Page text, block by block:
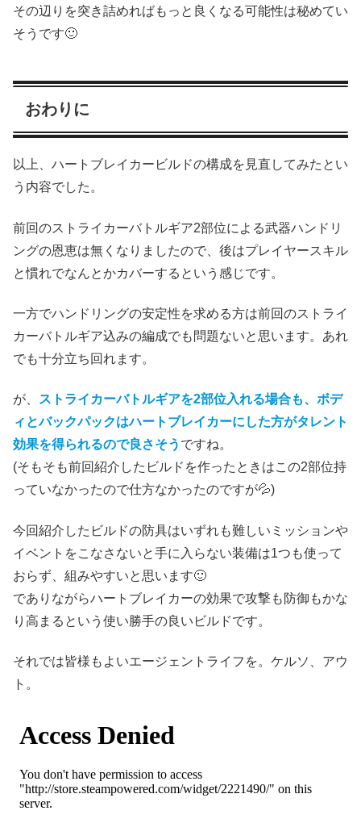
その辺りを突き詰めればもっと良くなる可能性は秘めてい
そうです🙂
おわりに
以上、ハートブレイカービルドの構成を見直してみたとい
う内容でした。
前回のストライカーバトルギア2部位による武器ハンドリ
ングの恩恵は無くなりましたので、後はプレイヤースキル
と慣れでなんとかカバーするという感じです。
一方でハンドリングの安定性を求める方は前回のストライ
カーバトルギア込みの編成でも問題ないと思います。あれ
でも十分立ち回れます。
が、
ストライカーバトルギアを2部位入れる場合も、ボデ
ィとバックパックはハートブレイカーにした方がタレント
効果を得られるので良さそう ですね。
(そもそも前回紹介したビルドを作ったときはこの2部位持
っていなかったので仕方なかったのですが💦)
今回紹介したビルドの防具はいずれも難しいミッションや
イベントをこなさないと手に入らない装備は1つも使って
おらず、組みやすいと思います🙂
でありながらハートブレイカーの効果で攻撃も防御もかな
り高まるという使い勝手の良いビルドです。
それでは皆様もよいエージェントライフを。ケルソ、アウ
ト。